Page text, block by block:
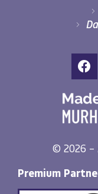
© 2026 –
Premium